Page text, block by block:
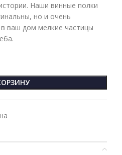
Наши винные полки
но и очень
ваш дом мелкие частицы